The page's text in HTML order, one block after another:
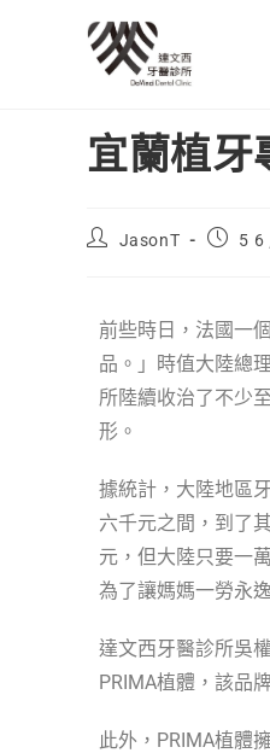
宜蘭植牙
JasonT 5 6
前些時日，法國一
品。」時值大陸總
所陸續收治了不少
形。
據統計，大陸地區
六千元之間，到了
元，但大陸只要一
為了讓媽媽一勞永
達文西牙醫診所吳
PRIMA植體，該品
此外，PRIMA植體